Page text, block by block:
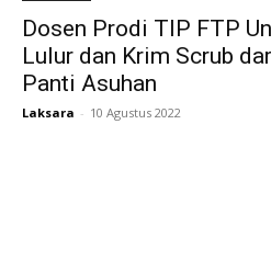
Dosen Prodi TIP FTP
Lulur dan Krim Scrub
Panti Asuhan
Laksara - 10 Agustus 2022